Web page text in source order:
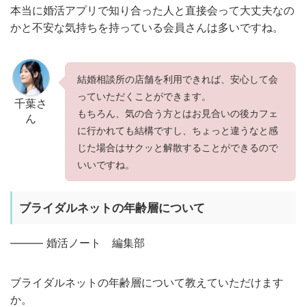
本当に婚活アプリで知り合った人と直接会って大丈夫なの
かと不安な気持ちを持っている会員さんは多いですね。
千葉さ
ん
結婚相談所の店舗を利用できれば、安心して会
っていただくことができます。
もちろん、気の合う方とはお見合いの後カフェ
に行かれても結構ですし、ちょっと違うなと感
じた場合はサクッと解散することができるので
いいですね。
ブライダルネットの年齢層について
——— 婚活ノート 編集部
ブライダルネットの年齢層について教えていただけます
か。